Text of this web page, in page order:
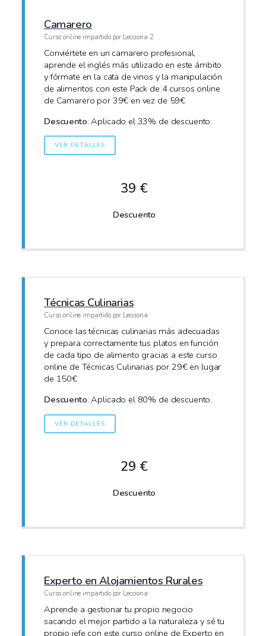
Camarero
Curso online impartido por Lecciona 2
Conviértete en un camarero profesional,
aprende el inglés más utilizado en este ámbito
y fórmate en la cata de vinos y la manipulación
de alimentos con este Pack de 4 cursos online
de Camarero por 39€ en vez de 59€
Descuento: Aplicado el 33% de descuento.
VER DETALLES
39 €
Descuento
Técnicas Culinarias
Curso online impartido por Lecciona
Conoce las técnicas culinarias más adecuadas
y prepara correctamente tus platos en función
de cada tipo de alimento gracias a este curso
online de Técnicas Culinarias por 29€ en lugar
de 150€
Descuento: Aplicado el 80% de descuento.
VER DETALLES
29 €
Descuento
Experto en Alojamientos Rurales
Curso online impartido por Lecciona
Aprende a gestionar tu propio negocio
sacando el mejor partido a la naturaleza y sé tu
propio jefe con este curso online de Experto en